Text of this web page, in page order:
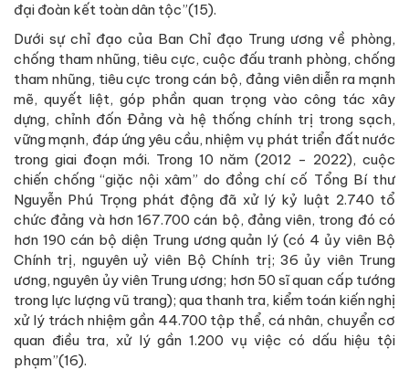
đại đoàn kết toàn dân tộc”(15).
Dưới sự chỉ đạo của Ban Chỉ đạo Trung ương về phòng,
chống tham nhũng, tiêu cực, cuộc đấu tranh phòng, chống
tham nhũng, tiêu cực trong cán bộ, đảng viên diễn ra mạnh
mẽ, quyết liệt, góp phần quan trọng vào công tác xây
dựng, chỉnh đốn Đảng và hệ thống chính trị trong sạch,
vững mạnh, đáp ứng yêu cầu, nhiệm vụ phát triển đất nước
trong giai đoạn mới. Trong 10 năm (2012 - 2022), cuộc
chiến chống “giặc nội xâm” do đồng chí cố Tổng Bí thư
Nguyễn Phú Trọng phát động đã xử lý kỷ luật 2.740 tổ
chức đảng và hơn 167.700 cán bộ, đảng viên, trong đó có
hơn 190 cán bộ diện Trung ương quản lý (có 4 ủy viên Bộ
Chính trị, nguyên uỷ viên Bộ Chính trị; 36 ủy viên Trung
ương, nguyên ủy viên Trung ương; hơn 50 sĩ quan cấp tướng
trong lực lượng vũ trang); qua thanh tra, kiểm toán kiến nghị
xử lý trách nhiệm gần 44.700 tập thể, cá nhân, chuyển cơ
quan điều tra, xử lý gần 1.200 vụ việc có dấu hiệu tội
phạm”(16).